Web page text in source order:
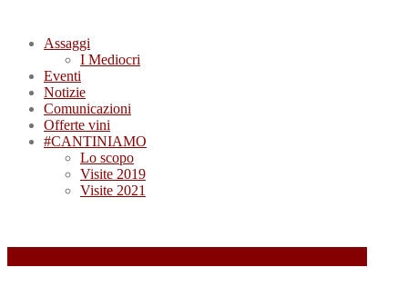
Assaggi
I Mediocri
Eventi
Notizie
Comunicazioni
Offerte vini
#CANTINIAMO
Lo scopo
Visite 2019
Visite 2021